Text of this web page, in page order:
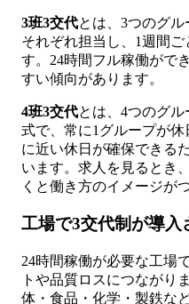
3班3交代とは、3つのグ
それぞれ担当し、1週間
す。24時間フル稼働がで
すい傾向があります。
4班3交代とは、4つのグ
式で、常に1グループが
に近い休日が確保できる
います。求人を見るとき
くと働き方のイメージが
工場で3交代制が導入
24時間稼働が必要な工場
トや品質ロスにつながり
体・食品・化学・製鉄など